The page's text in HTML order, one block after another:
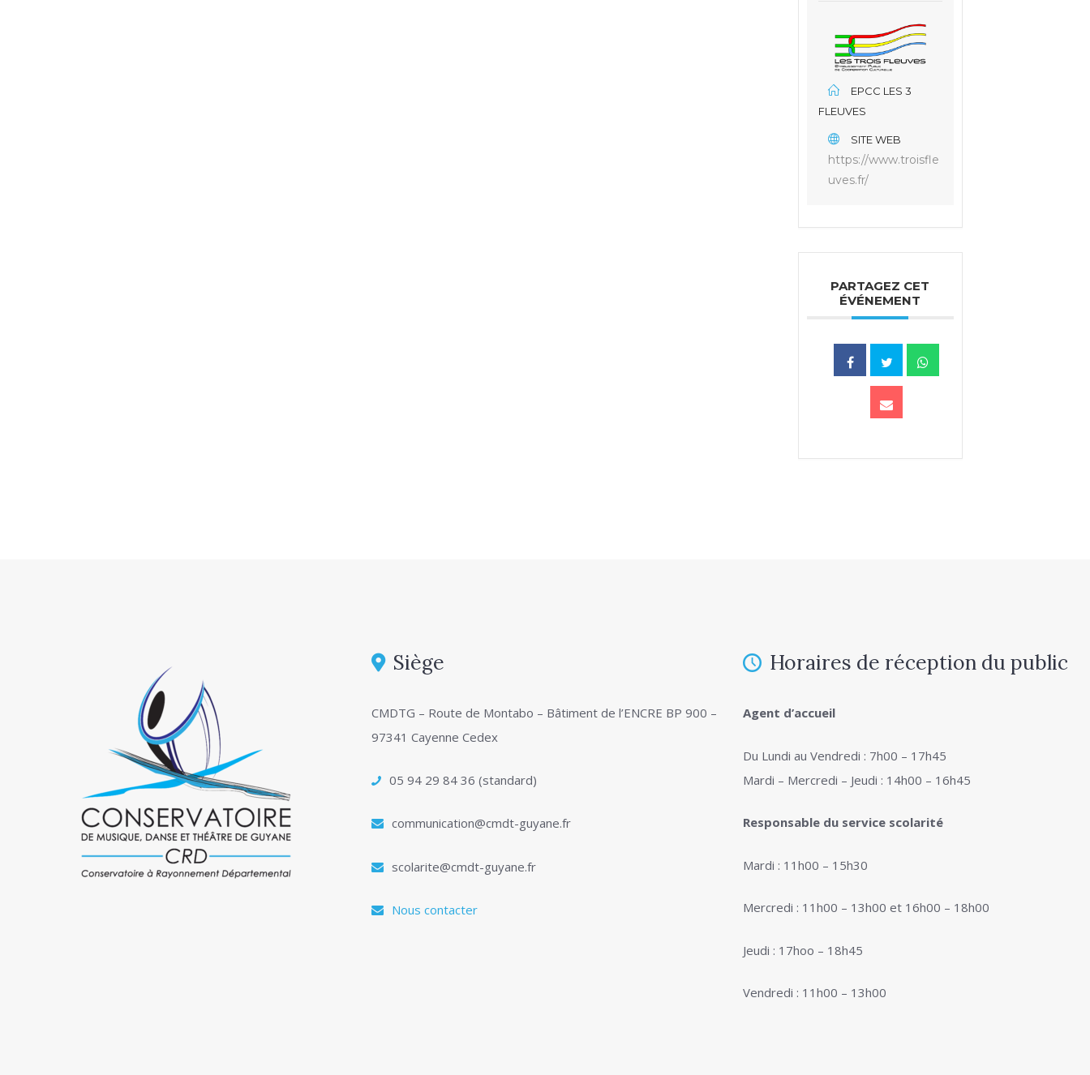
EPCC LES 3
FLEUVES
SITE WEB
https://www.troisfle
uves.fr/
PARTAGEZ CET
ÉVÉNEMENT
Siège
CMDTG – Route de Montabo – Bâtiment de l’ENCRE BP 900 –
97341 Cayenne Cedex
05 94 29 84 36 (standard)
communication@cmdt-guyane.fr
scolarite@cmdt-guyane.fr
Nous contacter
Horaires de réception du public
Agent d’accueil
Du Lundi au Vendredi : 7h00 – 17h45
Mardi – Mercredi – Jeudi : 14h00 – 16h45
Responsable du service scolarité
Mardi : 11h00 – 15h30
Mercredi : 11h00 – 13h00 et 16h00 – 18h00
Jeudi : 17hoo – 18h45
Vendredi : 11h00 – 13h00